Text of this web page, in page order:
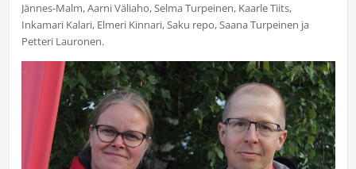
Jännes-Malm, Aarni Väliaho, Selma Turpeinen, Kaarle Tiits,
Inkamari Kalari, Elmeri Kinnari, Saku repo, Saana Turpeinen ja
Petteri Lauronen.